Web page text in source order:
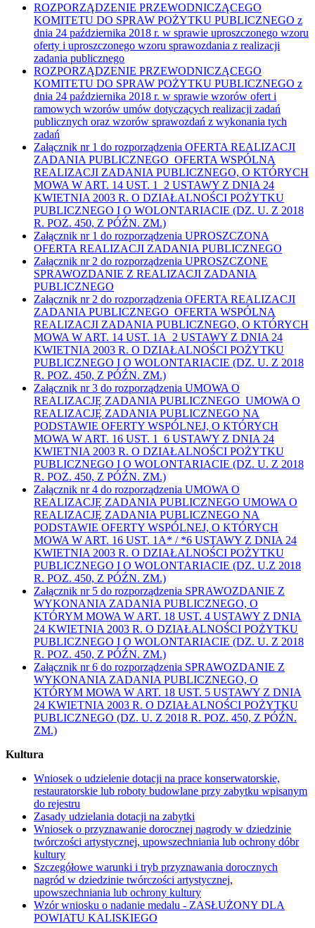
ROZPORZĄDZENIE PRZEWODNICZĄCEGO
KOMITETU DO SPRAW POŻYTKU PUBLICZNEGO z
dnia 24 października 2018 r. w sprawie uproszczonego wzoru
oferty i uproszczonego wzoru sprawozdania z realizacji
zadania publicznego
ROZPORZĄDZENIE PRZEWODNICZĄCEGO
KOMITETU DO SPRAW POŻYTKU PUBLICZNEGO z
dnia 24 października 2018 r. w sprawie wzorów ofert i
ramowych wzorów umów dotyczących realizacji zadań
publicznych oraz wzorów sprawozdań z wykonania tych
zadań
Załącznik nr 1 do rozporządzenia OFERTA REALIZACJI
ZADANIA PUBLICZNEGO OFERTA WSPÓLNA
REALIZACJI ZADANIA PUBLICZNEGO, O KTÓRYCH
MOWA W ART. 14 UST. 1 2 USTAWY Z DNIA 24
KWIETNIA 2003 R. O DZIAŁALNOŚCI POŻYTKU
PUBLICZNEGO I O WOLONTARIACIE (DZ. U. Z 2018
R. POZ. 450, Z PÓŹN. ZM.)
Załącznik nr 1 do rozporządzenia UPROSZCZONA
OFERTA REALIZACJI ZADANIA PUBLICZNEGO
Załącznik nr 2 do rozporządzenia UPROSZCZONE
SPRAWOZDANIE Z REALIZACJI ZADANIA
PUBLICZNEGO
Załącznik nr 2 do rozporządzenia OFERTA REALIZACJI
ZADANIA PUBLICZNEGO OFERTA WSPÓLNA
REALIZACJI ZADANIA PUBLICZNEGO, O KTÓRYCH
MOWA W ART. 14 UST. 1A 2 USTAWY Z DNIA 24
KWIETNIA 2003 R. O DZIAŁALNOŚCI POŻYTKU
PUBLICZNEGO I O WOLONTARIACIE (DZ. U. Z 2018
R. POZ. 450, Z PÓŹN. ZM.)
Załącznik nr 3 do rozporządzenia UMOWA O
REALIZACJĘ ZADANIA PUBLICZNEGO UMOWA O
REALIZACJĘ ZADANIA PUBLICZNEGO NA
PODSTAWIE OFERTY WSPÓLNEJ, O KTÓRYCH
MOWA W ART. 16 UST. 1 6 USTAWY Z DNIA 24
KWIETNIA 2003 R. O DZIAŁALNOŚCI POŻYTKU
PUBLICZNEGO I O WOLONTARIACIE (DZ. U. Z 2018
R. POZ. 450, Z PÓŹN. ZM.)
Załącznik nr 4 do rozporządzenia UMOWA O
REALIZACJĘ ZADANIA PUBLICZNEGO UMOWA O
REALIZACJĘ ZADANIA PUBLICZNEGO NA
PODSTAWIE OFERTY WSPÓLNEJ, O KTÓRYCH
MOWA W ART. 16 UST. 1A* / *6 USTAWY Z DNIA 24
KWIETNIA 2003 R. O DZIAŁALNOŚCI POŻYTKU
PUBLICZNEGO I O WOLONTARIACIE (DZ. U.Z 2018
R. POZ. 450, Z PÓŹN. ZM.)
Załącznik nr 5 do rozporządzenia SPRAWOZDANIE Z
WYKONANIA ZADANIA PUBLICZNEGO, O
KTÓRYM MOWA W ART. 18 UST. 4 USTAWY Z DNIA
24 KWIETNIA 2003 R. O DZIAŁALNOŚCI POŻYTKU
PUBLICZNEGO I O WOLONTARIACIE (DZ. U. Z 2018
R. POZ. 450, Z PÓŹN. ZM.)
Załącznik nr 6 do rozporządzenia SPRAWOZDANIE Z
WYKONANIA ZADANIA PUBLICZNEGO, O
KTÓRYM MOWA W ART. 18 UST. 5 USTAWY Z DNIA
24 KWIETNIA 2003 R. O DZIAŁALNOŚCI POŻYTKU
PUBLICZNEGO (DZ. U. Z 2018 R. POZ. 450, Z PÓŹN.
ZM.)
Kultura
Wniosek o udzielenie dotacji na prace konserwatorskie,
restauratorskie lub roboty budowlane przy zabytku wpisanym
do rejestru
Zasady udzielania dotacji na zabytki
Wniosek o przyznawanie dorocznej nagrody w dziedzinie
twórczości artystycznej, upowszechniania lub ochrony dóbr
kultury
Szczegółowe warunki i tryb przyznawania dorocznych
nagród w dziedzinie twórczości artystycznej,
upowszechniania lub ochrony kultury
Wzór wniosku o nadanie medalu - ZASŁUŻONY DLA
POWIATU KALISKIEGO